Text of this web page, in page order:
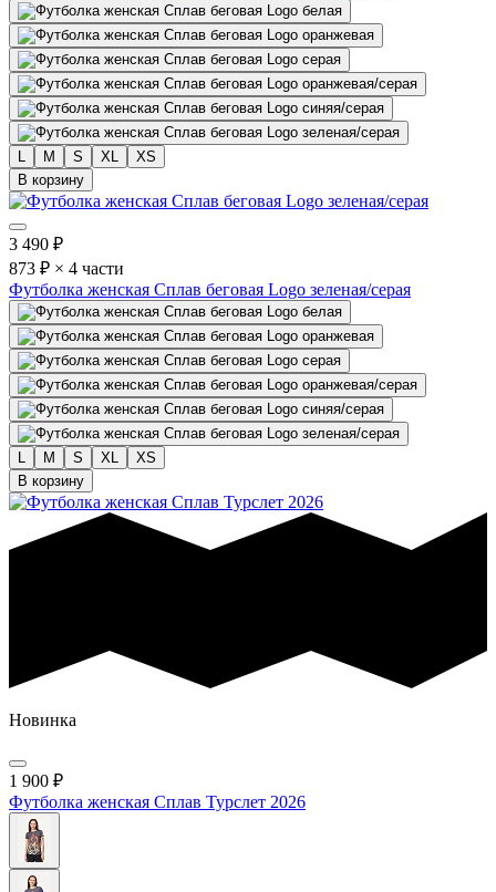
L M S XL
XS
В корзину
3 490 ₽
873 ₽ × 4 части
Футболка женская Сплав беговая Logo зеленая/серая
L M S XL
XS
В корзину
Новинка
1 900 ₽
Футболка женская Сплав Турслет 2026